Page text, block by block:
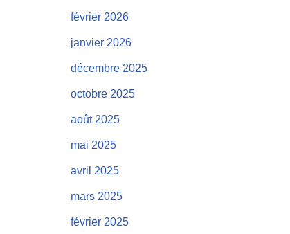
février 2026
janvier 2026
décembre 2025
octobre 2025
août 2025
mai 2025
avril 2025
mars 2025
février 2025